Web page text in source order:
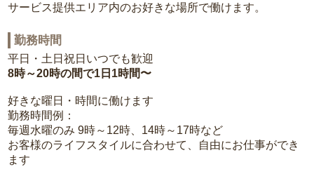
サービス提供エリア内のお好きな場所で働けます。
勤務時間
平日・土日祝日いつでも歓迎
8時～20時の間で1日1時間〜
好きな曜日・時間に働けます
勤務時間例：
毎週水曜のみ 9時～12時、14時～17時など
お客様のライフスタイルに合わせて、自由にお仕事ができ
ます